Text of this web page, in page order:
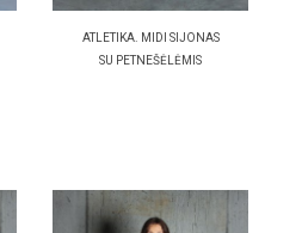
ATLETIKA. MIDI SIJONAS
SU PETNEŠĖLĖMIS